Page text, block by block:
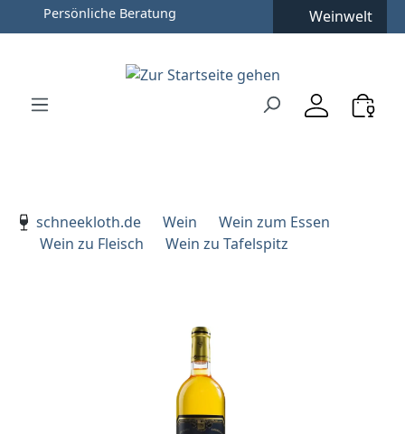
Zum Hauptinhalt springen
Zur Hauptnavigation springen
Persönliche Beratung Weinwelt
schneekloth.de
Wein
Wein zum Essen
Wein zu Fleisch
Wein zu Tafelspitz
Bildergalerie überspringen